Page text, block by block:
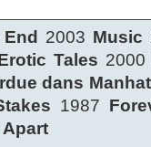
2003 Music
Tales 2000
dans
1987